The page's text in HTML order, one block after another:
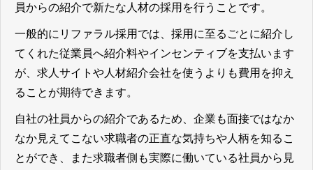
員からの紹介で新たな人材の採用を行うことです。
一般的にリファラル採用では、採用に至るごとに紹介し
てくれた従業員へ紹介料やインセンティブを支払います
が、求人サイトや人材紹介会社を使うよりも費用を抑え
ることが期待できます。
自社の社員からの紹介であるため、企業も面接ではなか
なか見えてこない求職者の正直な気持ちや人柄を知るこ
とができ、また求職者側も実際に働いている社員から見